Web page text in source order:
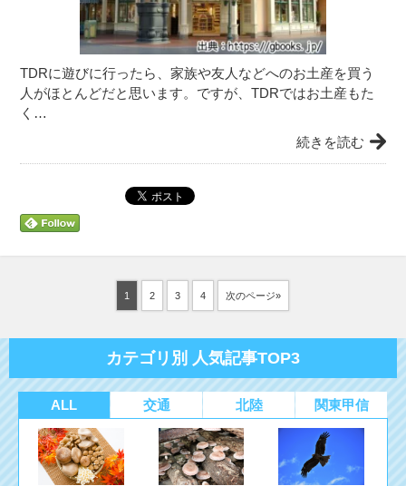
TDRに遊びに行ったら、家族や友人などへのお土産を買う
人がほとんどだと思います。ですが、TDRではお土産もた
く…
続きを読む
1 2 3 4 次のページ»
カテゴリ別 人気記事TOP3
ALL 交通 北陸 関東甲信